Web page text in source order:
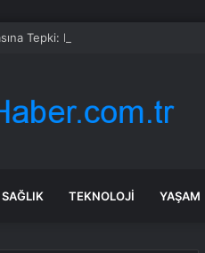
Tepki: Bu Arkadaşlarımız Koltukçu
SAĞLIK TEKNOLOJI YAŞAM